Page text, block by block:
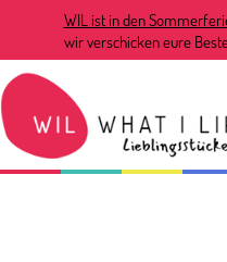
WIL ist in den
wir verschicken eure